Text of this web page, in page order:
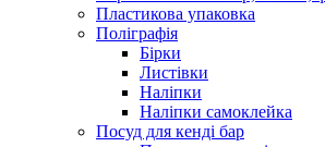
Пластикова упаковка
Поліграфія
Бірки
Листівки
Наліпки
Наліпки самоклейка
Посуд для кенді бар